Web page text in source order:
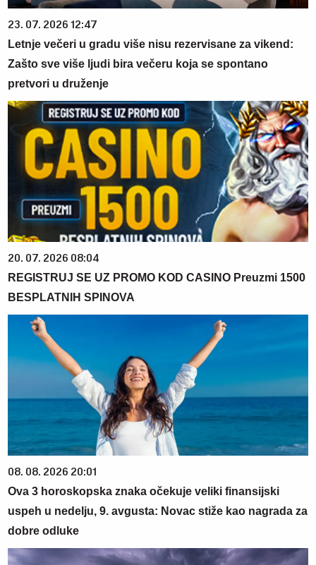
23. 07. 2026 12:47
Letnje večeri u gradu više nisu rezervisane za vikend:
Zašto sve više ljudi bira večeru koja se spontano
pretvori u druženje
20. 07. 2026 08:04
REGISTRUJ SE UZ PROMO KOD CASINO Preuzmi 1500
BESPLATNIH SPINOVA
08. 08. 2026 20:01
Ova 3 horoskopska znaka očekuje veliki finansijski
uspeh u nedelju, 9. avgusta: Novac stiže kao nagrada za
dobre odluke